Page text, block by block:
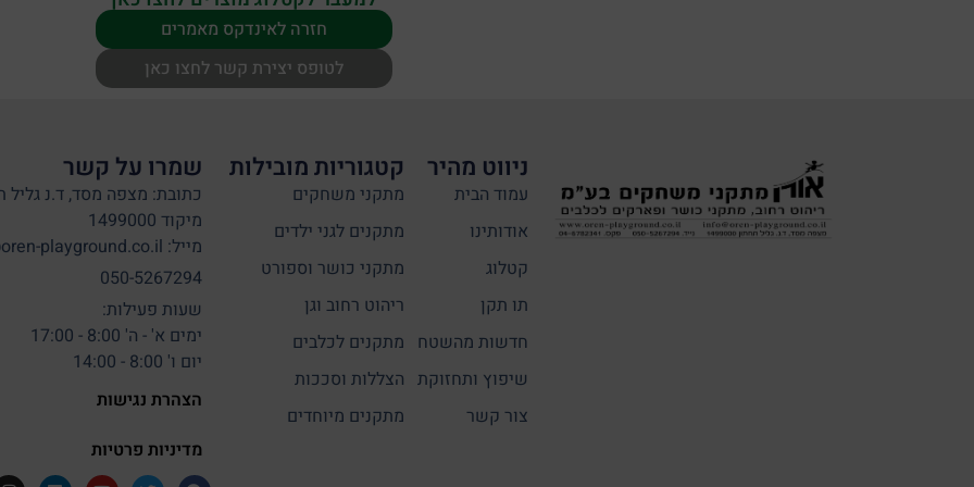
חזרה לאינדקס מאמרים
לטופס יצירת קשר לחצו כאן
ניווט מהיר
עמוד הבית
אודותינו
קטלוג
תו תקן
חדשות מהשטח
שיפוץ ותחזוקת
צור קשר
קטגוריות מובילות
מתקני משחקים
מתקנים לגני ילדים
מתקני כושר וספורט
ריהוט רחוב וגן
מתקנים לכלבים
הצללות וסככות
מתקנים מיוחדים
שמרו על קשר
כתובת: מצפה מסד, ד.נ גליל
מיקוד 1499000
מייל: info@oren-playground.co.il
050-5267294
שעות פעילות:
ימים א' - ה' 8:00 - 17:00
יום ו' 8:00 - 14:00
הצהרת נגישות
מדיניות פרטיות